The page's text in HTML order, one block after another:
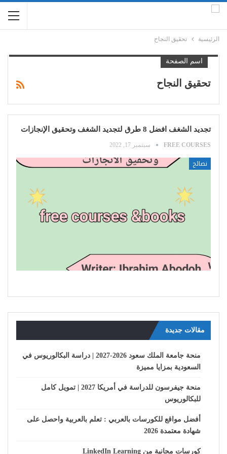
الرئيسية تحقيق النجاح
اسم الصفحة
تحقيق النجاح
تجديد الشغف افضل 8 طرق لتجديد الشغف وتحقيق الإنجازات
FREE COURSES سبتمبر 17, 2022
نصائح
مقالات جديدة
منحة جامعة الملك سعود 2026-2027 | دراسة البكالوريوس في
السعودية بمزايا مميزة
منحة جيفرسون للدراسة في أمريكا 2027 | تمويل كامل
للبكالوريوس
أفضل مواقع للكورسات بالعربي : تعلم بالعربية واحصل على
شهادة معتمدة 2026
كورسات مجانية من LinkedIn Learning